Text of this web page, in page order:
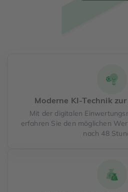
Moderne KI-Technik
Mit der digitalen
erfahren Sie den möglichen
nach 48